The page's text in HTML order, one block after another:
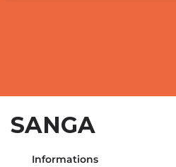
SANGA
Informations